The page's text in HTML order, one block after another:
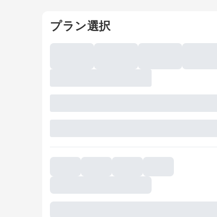
プラン選択